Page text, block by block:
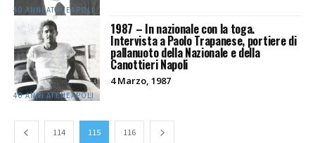
40 ANNI ATENEAPOLI
40 ANNI ATENEAPOLI
1987 – In nazionale con la toga.
Intervista a Paolo Trapanese, portiere di
pallanuoto della Nazionale e della
Canottieri Napoli
4 Marzo, 1987
114 115 116